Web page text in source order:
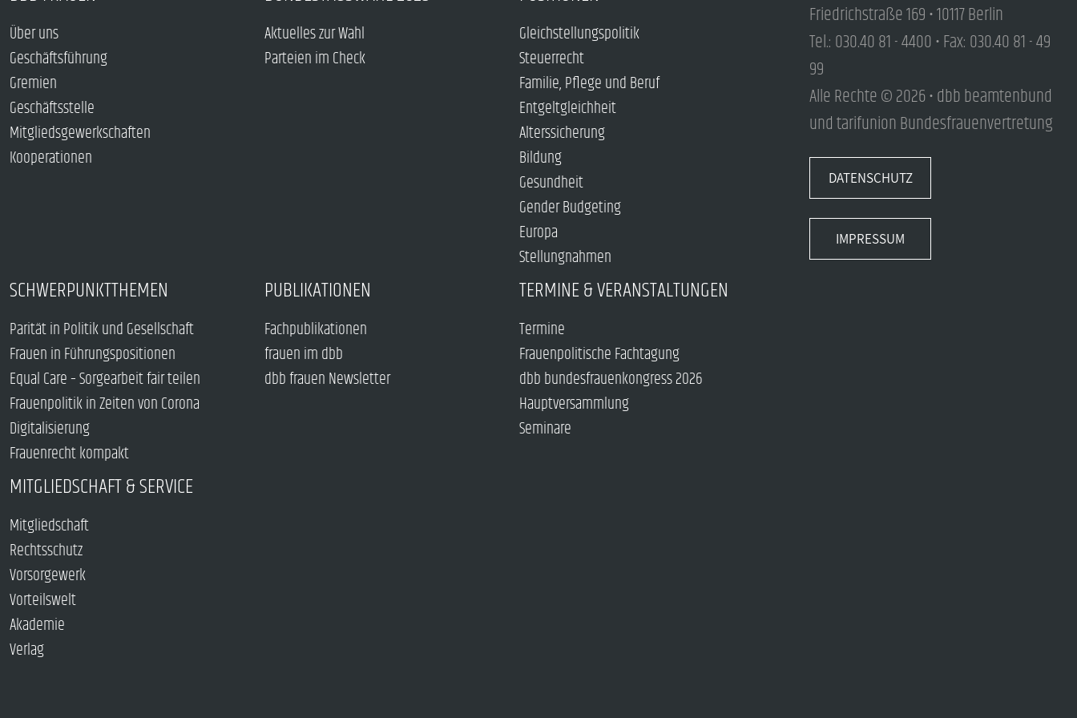
Über uns
Geschäftsführung
Gremien
Geschäftsstelle
Mitgliedsgewerkschaften
Kooperationen
Aktuelles zur Wahl
Parteien im Check
Gleichstellungspolitik
Steuerrecht
Familie, Pflege und Beruf
Entgeltgleichheit
Alterssicherung
Bildung
Gesundheit
Gender Budgeting
Europa
Stellungnahmen
SCHWERPUNKTTHEMEN
Parität in Politik und Gesellschaft
Frauen in Führungspositionen
Equal Care – Sorgearbeit fair teilen
Frauenpolitik in Zeiten von Corona
Digitalisierung
Frauenrecht kompakt
PUBLIKATIONEN
Fachpublikationen
frauen im dbb
dbb frauen Newsletter
TERMINE & VERANSTALTUNGEN
Termine
Frauenpolitische Fachtagung
dbb bundesfrauenkongress 2026
Hauptversammlung
Seminare
MITGLIEDSCHAFT & SERVICE
Mitgliedschaft
Rechtsschutz
Vorsorgewerk
Vorteilswelt
Akademie
Verlag
Friedrichstraße 169 • 10117 Berlin
Tel.: 030.40 81 - 4400 • Fax: 030.40 81 - 49
99
Alle Rechte © 2026 • dbb beamtenbund
und tarifunion Bundesfrauenvertretung
DATENSCHUTZ
IMPRESSUM